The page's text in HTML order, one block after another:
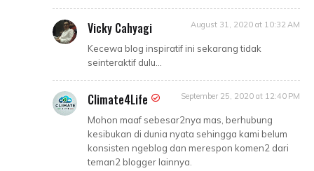
Vicky Cahyagi August 31, 2020 at 10:32 AM
Kecewa blog inspiratif ini sekarang tidak
seinteraktif dulu...
Climate4Life September 25, 2020 at 12:40 PM
Mohon maaf sebesar2nya mas, berhubung
kesibukan di dunia nyata sehingga kami belum
konsisten ngeblog dan merespon komen2 dari
teman2 blogger lainnya.